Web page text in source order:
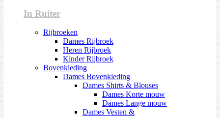
In Ruiter
Rijbroeken
Dames Rijbroek
Heren Rijbroek
Kinder Rijbroek
Bovenkleding
Dames Bovenkleding
Dames Shirts & Blouses
Dames Korte mouw
Dames Lange mouw
Dames Vesten &